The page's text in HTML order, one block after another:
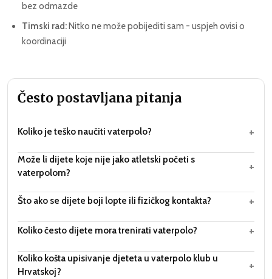
bez odmazde
Timski rad: Nitko ne može pobijediti sam - uspjeh ovisi o
koordinaciji
Često postavljana pitanja
Koliko je teško naučiti vaterpolo? +
Može li dijete koje nije jako atletski početi s
vaterpolom?
+
Što ako se dijete boji lopte ili fizičkog kontakta? +
Koliko često dijete mora trenirati vaterpolo? +
Koliko košta upisivanje djeteta u vaterpolo klub u
Hrvatskoj?
+